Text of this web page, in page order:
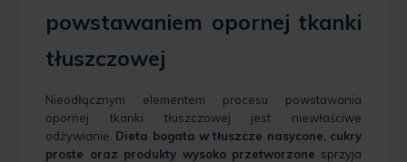
powstawaniem opornej tkanki
tłuszczowej
Nieodłącznym elementem procesu powstawania
opornej tkanki tłuszczowej jest niewłaściwe
odżywianie. Dieta bogata w tłuszcze nasycone, cukry
proste oraz produkty wysoko przetworzone sprzyja